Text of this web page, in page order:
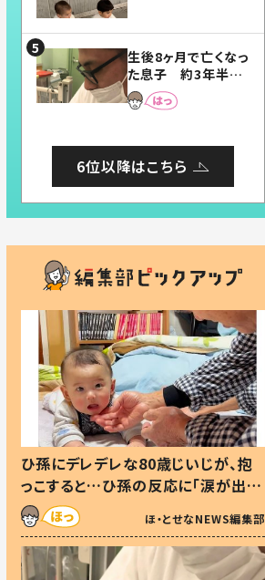
まらない」「幸せにな
れる」
生後8ヶ月で亡くなっ
た息子 約3年半
後、当時の妻の日記
に書いてあった本音
6位以降はこちら
ひ孫にデレデレな80歳じいじが、抱
っこすると…ひ孫の反応に「涙が出ま
した」「可愛くて仕方ない」
ほ・とせなNEWS編集部